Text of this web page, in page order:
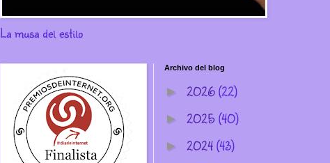
La musa del estilo
Archivo del blog
► 2026(22)
► 2025(40)
► 2024(43)